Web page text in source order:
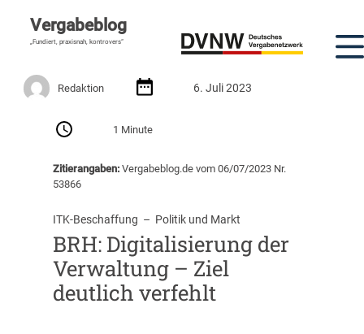
Vergabeblog
„Fundiert, praxisnah, kontrovers“
Redaktion 6. Juli 2023
1 Minute
Zitierangaben:Vergabeblog.de vom 06/07/2023 Nr.
53866
ITK-Beschaffung
  –
Politik und Markt
BRH: Digitalisierung der
Verwaltung – Ziel
deutlich verfehlt